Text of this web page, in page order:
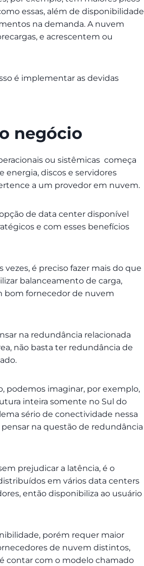
essas, além de disponibilidade
na demanda. A nuvem
e acrescentem ou
é implementar as devidas
negócio
ou sistêmicas começa
energia, discos e servidores
a um provedor em nuvem.
de data center disponível
e com esses benefícios
é preciso fazer mais do que
balanceamento de carga,
bom fornecedor de nuvem
na redundância relacionada
não basta ter redundância de
podemos imaginar, por exemplo,
inteira somente no Sul do
sério de conectividade nessa
na questão de redundância
prejudicar a latência, é o
em vários data centers
então disponibiliza ao usuário
porém requer maior
de nuvem distintos,
contar com o modelo chamado